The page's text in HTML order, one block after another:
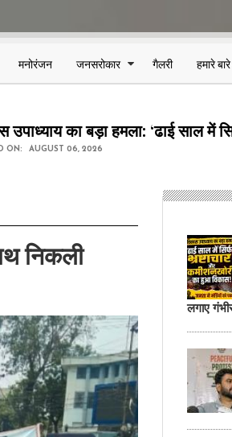
मनोरंजन जनसरोकार गैलरी हमारे
जनता पार्टी शुरू करेगी 'क्या बोलती
ON: AUGUST 06, 2026
निकली
लगाए